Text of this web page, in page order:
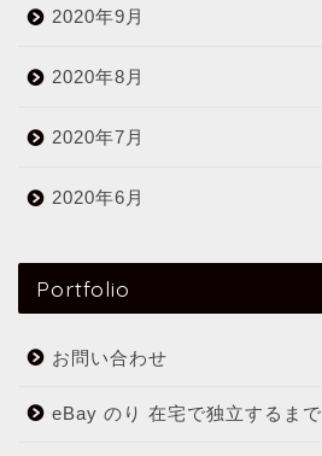
2020年9月
2020年8月
2020年7月
2020年6月
Portfolio
お問い合わせ
eBay のり 在宅で独立するまで